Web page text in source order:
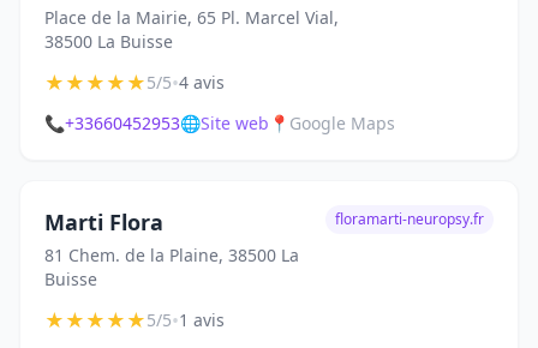
Place de la Mairie, 65 Pl. Marcel Vial,
38500 La Buisse
★★★★★5/5•4 avis
📞+33660452953🌐Site web 📍 Google Maps
Marti Flora
81 Chem. de la Plaine, 38500 La
Buisse
floramarti-neuropsy.fr
★★★★★5/5•1 avis